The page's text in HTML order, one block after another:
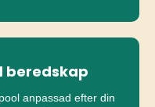
beredskap
anpassad efter din